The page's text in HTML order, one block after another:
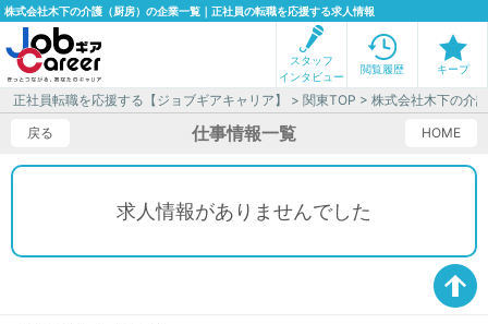
株式会社木下の介護（厨房）の企業一覧｜正社員の転職を応援する求人情報
スタッフ
インタビュー
閲覧履歴 キープ
正社員転職を応援する【ジョブギアキャリア】 >関東TOP > 株式会社木下の介
戻る
HOME
仕事情報一覧
求人情報がありませんでした